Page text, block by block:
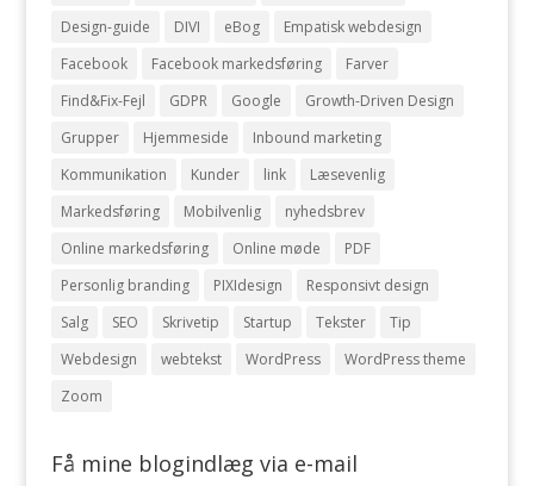
Design-guide DIVI eBog
Empatisk webdesign
Facebook
Facebook markedsføring
Farver
Find&Fix-Fejl
GDPR Google
Growth-Driven Design
Grupper
Hjemmeside
Inbound marketing
Kommunikation
Kunder link
Læsevenlig
Markedsføring
Mobilvenlig
nyhedsbrev
Online markedsføring
Online møde
PDF
Personlig branding
PIXIdesign
Responsivt design
Salg
SEO Skrivetip Startup Tekster
Tip
Webdesign
webtekst WordPress
WordPress theme
Zoom
Få mine blogindlæg via e-mail